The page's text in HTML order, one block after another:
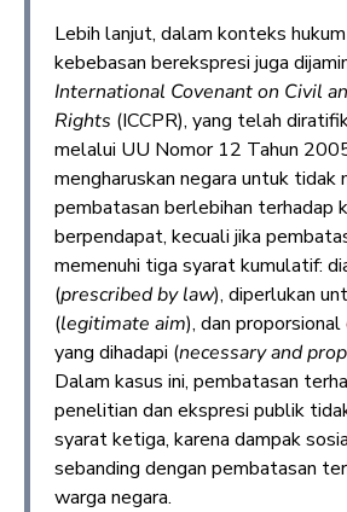
Lebih lanjut, dalam konteks
kebebasan berekspresi juga
International Covenant on Civil
Rights (ICCPR), yang telah
melalui UU Nomor 12 Tahun
mengharuskan negara untuk tidak
pembatasan berlebihan terhadap
berpendapat, kecuali jika
memenuhi tiga syarat kumulatif:
(prescribed by law), diperlukan
(legitimate aim), dan proporsional
yang dihadapi (necessary and
Dalam kasus ini, pembatasan
penelitian dan ekspresi publik
syarat ketiga, karena dampak
sebanding dengan pembatasan
warga negara.